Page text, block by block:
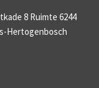
8 Ruimte 6244
Hertogenbosch